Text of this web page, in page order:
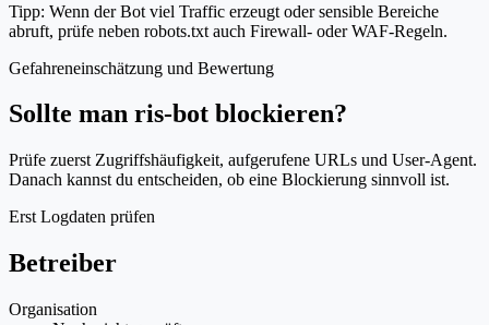
Tipp: Wenn der Bot viel Traffic erzeugt oder sensible Bereiche
abruft, prüfe neben robots.txt auch Firewall- oder WAF-Regeln.
Gefahreneinschätzung und Bewertung
Sollte man ris-bot blockieren?
Prüfe zuerst Zugriffshäufigkeit, aufgerufene URLs und User-Agent.
Danach kannst du entscheiden, ob eine Blockierung sinnvoll ist.
Erst Logdaten prüfen
Betreiber
Organisation